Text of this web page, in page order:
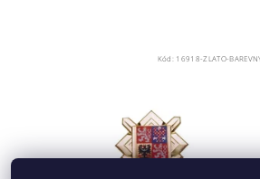
Kód: 16918-ZLATO-